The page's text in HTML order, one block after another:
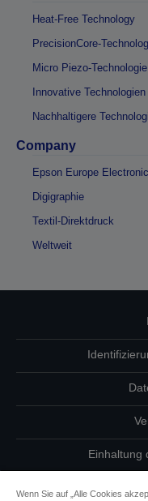
Heat-Free Technology
PrecisionCore-
Micro Piezo-Technologie
Innovative Technologien
Nachhaltigere
Company
Epson Europe
Digigraphie
Textil-Direktdruck
Weltweit
Einhaltung
Wenn Sie auf „Alle Cookies